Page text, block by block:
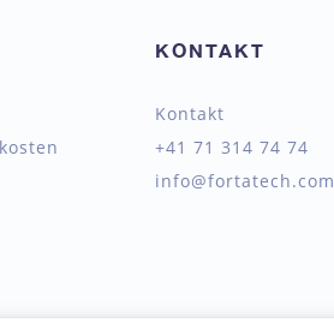
KONTAKT
Kontakt
+41 71 314 74 74
info@fortatech.com